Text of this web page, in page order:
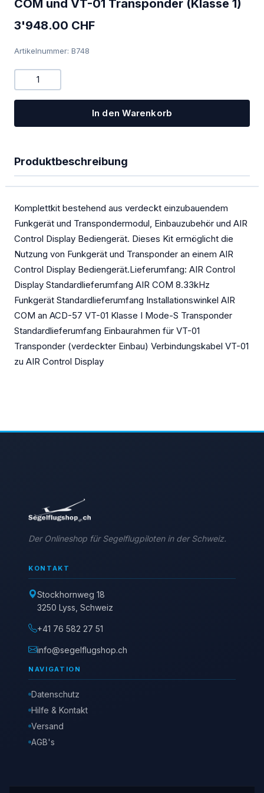
PowerFLARM
Kombigeräte Funk/Transponder
Ladegeräte
Mückenputzer
PILOT
Sauerstoff
SOLAR
Spezialangebote
TEK-Düsen
Transponder
COM und VT-01 Transponder (Klasse 1)
3'948.00 CHF
Artikelnummer: B748
In den Warenkorb
Produktbeschreibung
Komplettkit bestehend aus verdeckt einzubauendem
Funkgerät und Transpondermodul, Einbauzubehör und AIR
Control Display Bediengerät. Dieses Kit ermöglicht die
Nutzung von Funkgerät und Transponder an einem AIR
Control Display Bediengerät.Lieferumfang: AIR Control
Display Standardlieferumfang AIR COM 8.33kHz
Funkgerät Standardlieferumfang Installationswinkel AIR
COM an ACD-57 VT-01 Klasse I Mode-S Transponder
Standardlieferumfang Einbaurahmen für VT-01
Transponder (verdeckter Einbau) Verbindungskabel VT-01
zu AIR Control Display
Der Onlineshop für Segelflugpiloten in der Schweiz.
KONTAKT
Stockhornweg 18
3250 Lyss, Schweiz
+41 76 582 27 51
info@segelflugshop.ch
NAVIGATION
Datenschutz
Hilfe & Kontakt
Versand
AGB's